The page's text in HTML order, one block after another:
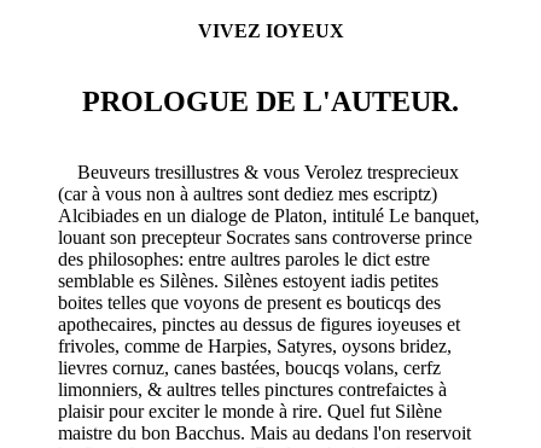
VIVEZ IOYEUX
PROLOGUE DE L'AUTEUR.
Beuveurs tresillustres & vous Verolez tresprecieux
(car à vous non à aultres sont dediez mes escriptz)
Alcibiades en un dialoge de Platon, intitulé Le banquet,
louant son precepteur Socrates sans controverse prince
des philosophes: entre aultres paroles le dict estre
semblable es Silènes. Silènes estoyent iadis petites
boites telles que voyons de present es bouticqs des
apothecaires, pinctes au dessus de figures ioyeuses et
frivoles, comme de Harpies, Satyres, oysons bridez,
lievres cornuz, canes bastées, boucqs volans, cerfz
limonniers, & aultres telles pinctures contrefaictes à
plaisir pour exciter le monde à rire. Quel fut Silène
maistre du bon Bacchus. Mais au dedans l'on reservoit